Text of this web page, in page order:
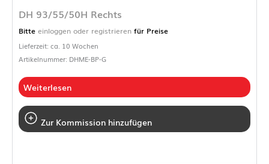
DH 93/55/50H Rechts
Bitte einloggen oder registrieren für Preise
Lieferzeit: ca. 10 Wochen
Artikelnummer: DHME-BP-G
Weiterlesen
Zur Kommission hinzufügen